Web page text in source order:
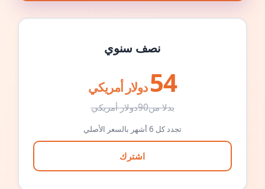
نصف سنوي
54 دولار أمريكي
بدلا من90دولار أمريكي
تجدد كل 6 أشهر بالسعر الأصلي
اشترك